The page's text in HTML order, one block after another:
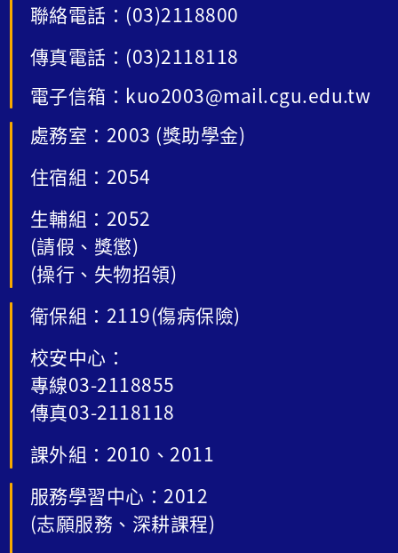
聯絡電話：(03)2118800
傳真電話：(03)2118118
電子信箱：kuo2003@mail.cgu.edu.tw
處務室：2003 (獎助學金)
住宿組：2054
生輔組：2052
(請假、獎懲)
(操行、失物招領)
衛保組：2119(傷病保險)
校安中心：
專線03-2118855
傳真03-2118118
課外組：2010、2011
服務學習中心：2012
(志願服務、深耕課程)